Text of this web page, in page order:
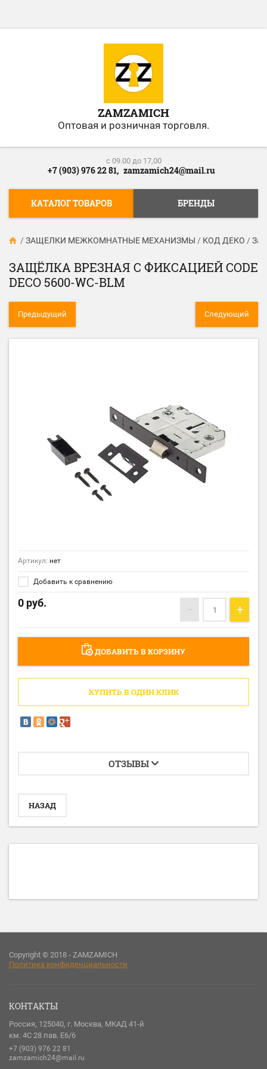
ZAMZAMICH
Оптовая и розничная торговля.
c 09.00 до 17,00
+7 (903) 976 22 81, zamzamich24@mail.ru
КАТАЛОГ ТОВАРОВ БРЕНДЫ
/ ЗАЩЕЛКИ МЕЖКОМНАТНЫЕ МЕХАНИЗМЫ / КОД ДЕКО /
ЗАЩЁЛКА ВРЕЗНАЯ С ФИКСАЦИЕЙ CODE
DECO 5600-WC-BLM
Предыдущий Следующий
Артикул: нет
Добавить к сравнению
0 руб. − +
ДОБАВИТЬ В КОРЗИНУ
КУПИТЬ В ОДИН КЛИК
ОТЗЫВЫ
НАЗАД
Copyright © 2018 - ZAMZAMICH
Политика конфиденциальности
КОНТАКТЫ
Россия, 125040, г. Москва, МКАД 41-й
км. 4С 28 пав. Е6/6
+7 (903) 976 22 81
zamzamich24@mail.ru